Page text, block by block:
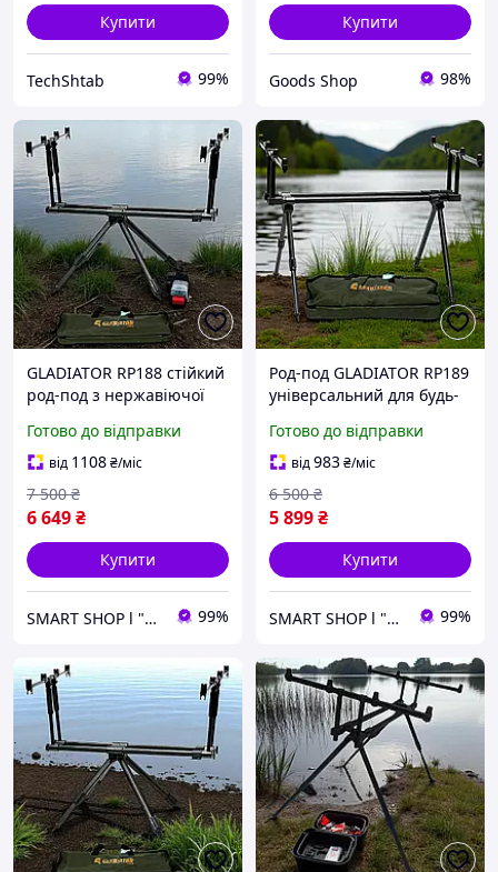
Купити
TechShtab 99%
Купити
Goods Shop 98%
GLADIATOR RP188 стійкий
род-под з нержавіючої
телескопічні ніжки
Ідеально підходить для
різних умов ловлі
Готово до відправки
від 1108₴/міс
6 649₴
7 500 ₴
Купити
SMART SHOP l "Товари для дому та активного відпочинку" 99%
Род-под GLADIATOR RP189
універсальний для будь-
74 см підставка до 4
вудилищ
Готово до відправки
від983₴/міс
5 899₴
6 500 ₴
Купити
SMART SHOP l "Товари для дому та активного відпочинку" 99%